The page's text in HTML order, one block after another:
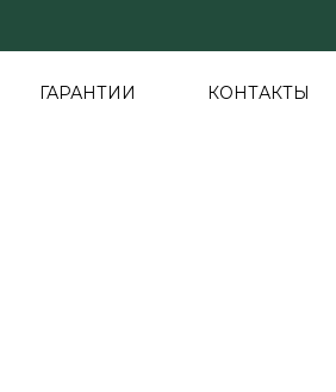
ГАРАНТИИ КОНТАКТЫ